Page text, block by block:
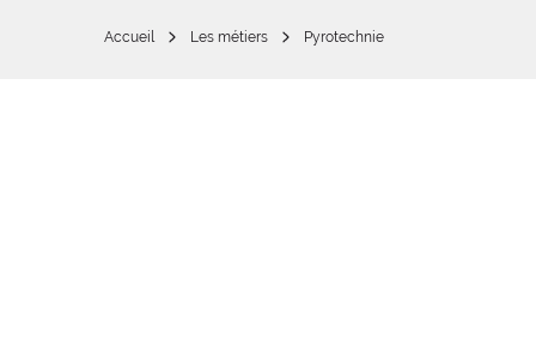
Accueil Les métiers Pyrotechnie